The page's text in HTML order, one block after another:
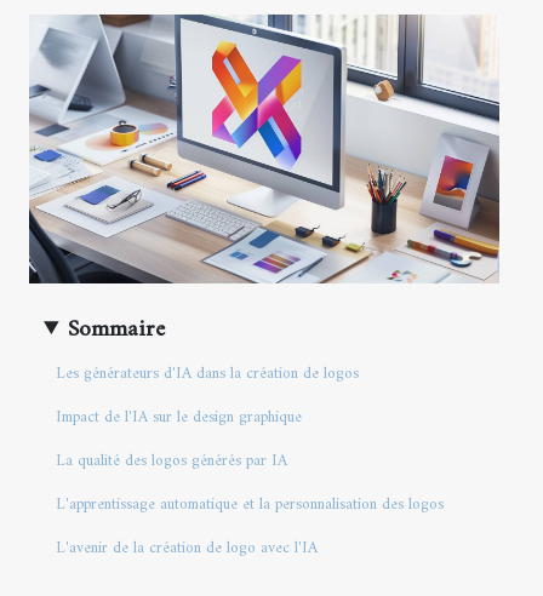
Sommaire
Les générateurs d'IA dans la création de logos
Impact de l'IA sur le design graphique
La qualité des logos générés par IA
L'apprentissage automatique et la personnalisation des logos
L'avenir de la création de logo avec l'IA